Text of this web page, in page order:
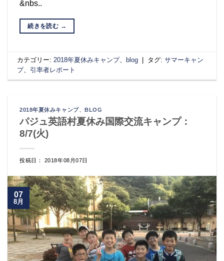
&nbs..
続きを読む →
カテゴリー:2018年夏休みキャンプ、 blog タグ:サマーキャン
プ、 引率者レポート
2018年夏休みキャンプ、BLOG
パジュ英語村夏休み国際交流キャンプ：
8/7(火)
投稿日： 2018年08月07日
07
8月